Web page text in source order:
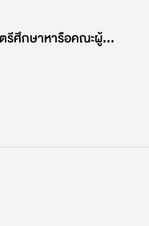
รัฐมนตรีศึกษาหารือคณะผู้อำนวยการศูนย์ระดับภูมิภาคของซีมีโอในประเทศไทยร่วมกันยกระดับการศึกษาไทยสู่ระดับภูมิภาคและทัดเทียมนานาชาติ